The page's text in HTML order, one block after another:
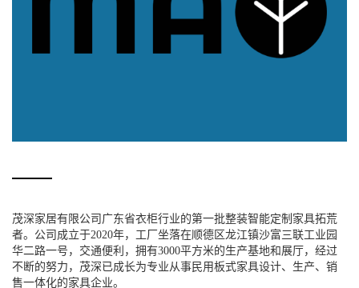
茂深家居有限公司广东省衣柜行业的第一批整装智能定制家具拓荒
者。公司成立于2020年，工厂坐落在顺德区龙江镇沙富三联工业园
华二路一号，交通便利，拥有3000平方米的生产基地和展厅，经过
不断的努力，茂深已成长为专业从事民用板式家具设计、生产、销
售一体化的家具企业。